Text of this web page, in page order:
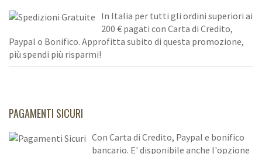
In Italia per tutti gli ordini superiori ai
200 € pagati con Carta di Credito,
Paypal o Bonifico. Approfitta subito di questa promozione,
più spendi più risparmi!
PAGAMENTI SICURI
Con Carta di Credito, Paypal e bonifico
bancario. E' disponibile anche l'opzione